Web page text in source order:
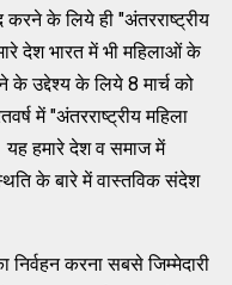
करने के लिये ही "अंतरराष्ट्रीय
देश भारत में भी महिलाओं के
के उद्देश्य के लिये 8 मार्च को
में "अंतरराष्ट्रीय महिला
यह हमारे देश व समाज में
के बारे में वास्तविक संदेश
करना सबसे जिम्मेदारी